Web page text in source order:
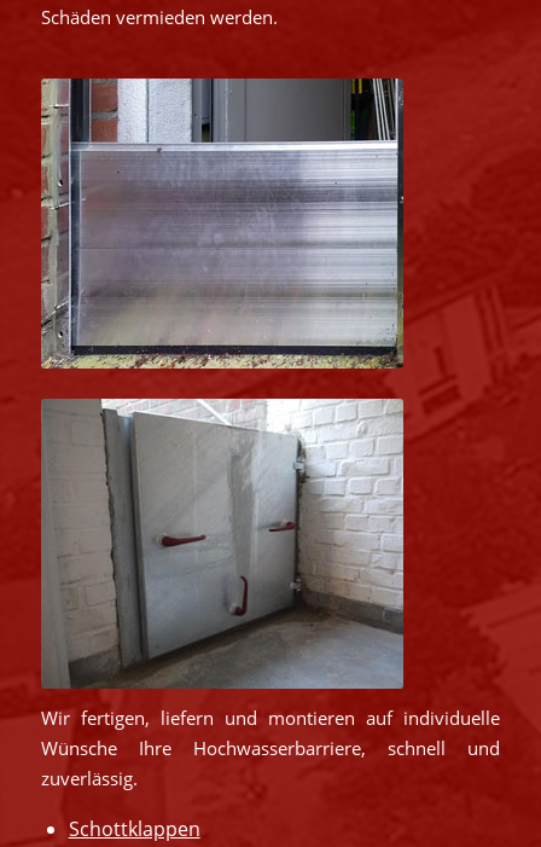
Schäden vermieden werden.
Wir fertigen, liefern und montieren auf individuelle
Wünsche Ihre Hochwasserbarriere, schnell und
zuverlässig.
Schottklappen